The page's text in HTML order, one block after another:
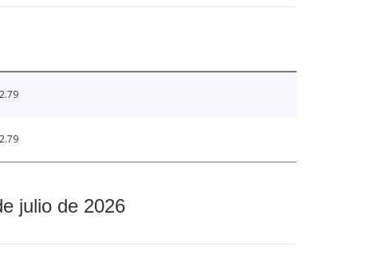
2.79
2.79
julio de 2026